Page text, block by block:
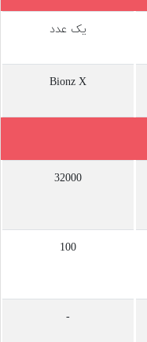
یک عدد
Bionz X
32000
100
-